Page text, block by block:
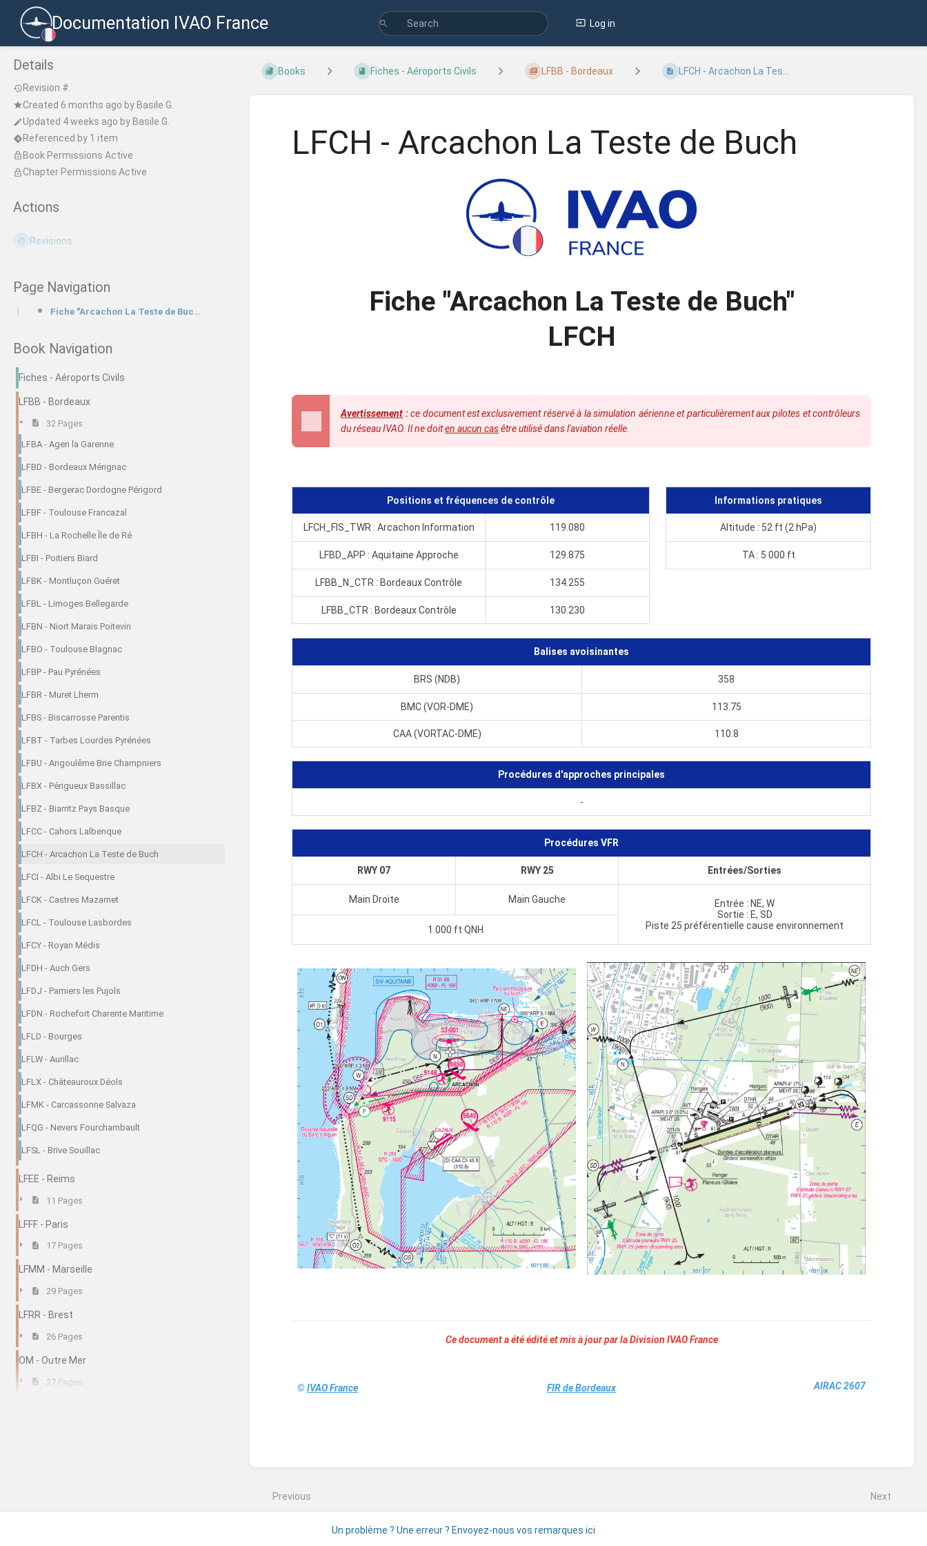
Documentation IVAO France Log in
Details
Revision #.
Created 6 months ago by Basile G.
Updated 4 weeks ago by Basile G.
Referenced by 1 item
Book Permissions Active
Chapter Permissions Active
Actions
Revisions
Page Navigation
Fiche "Arcachon La Teste de Buch"LFCH
Book Navigation
Fiches - Aéroports Civils
LFBB - Bordeaux
32 Pages
LFBA - Agen la Garenne
LFBD - Bordeaux Mérignac
LFBE - Bergerac Dordogne Périgord
LFBF - Toulouse Francazal
LFBH - La Rochelle Île de Ré
LFBI - Poitiers Biard
LFBK - Montluçon Guéret
LFBL - Limoges Bellegarde
LFBN - Niort Marais Poitevin
LFBO - Toulouse Blagnac
LFBP - Pau Pyrénées
LFBR - Muret Lherm
LFBS - Biscarrosse Parentis
LFBT - Tarbes Lourdes Pyrénées
LFBU - Angoulême Brie Champniers
LFBX - Périgueux Bassillac
LFBZ - Biarritz Pays Basque
LFCC - Cahors Lalbenque
LFCH - Arcachon La Teste de Buch
LFCI - Albi Le Sequestre
LFCK - Castres Mazamet
LFCL - Toulouse Lasbordes
LFCY - Royan Médis
LFDH - Auch Gers
LFDJ - Pamiers les Pujols
LFDN - Rochefort Charente Maritime
LFLD - Bourges
LFLW - Aurillac
LFLX - Châteauroux Déols
LFMK - Carcassonne Salvaza
LFQG - Nevers Fourchambault
LFSL - Brive Souillac
LFEE - Reims
11 Pages
LFFF - Paris
17 Pages
LFMM - Marseille
29 Pages
LFRR - Brest
26 Pages
OM - Outre Mer
27 Pages
Books Fiches - Aéroports Civils LFBB - Bordeaux LFCH - Arcachon La Tes...
LFCH - Arcachon La Teste de Buch
Fiche "Arcachon La Teste de Buch"
LFCH
Avertissement :ce document est exclusivement réservé à la simulation aérienne et particulièrement aux pilotes et contrôleurs
du réseau IVAO. Il ne doiten aucun casêtre utilisé dans l'aviation réelle.
Positions et fréquences de contrôle Informations pratiques
LFCH_FIS_TWR : Arcachon Information 119.080 Altitude : 52 ft (2 hPa)
LFBD_APP : Aquitaine Approche 129.875 TA : 5 000 ft
LFBB_N_CTR : Bordeaux Contrôle 134.255
LFBB_CTR : Bordeaux Contrôle 130.230
Balises avoisinantes
BRS (NDB) 358
BMC (VOR-DME) 113.75
CAA (VORTAC-DME) 110.8
Procédures d'approches principales
-
Procédures VFR
RWY 07 RWY 25 Entrées/Sorties
Main Droite Main Gauche
Entrée : NE, W
Sortie : E, SD
Piste 25 préférentielle cause environnement
1 000 ft QNH
Ce document a été édité et mis à jour par la Division IVAO France
©IVAO France FIR de Bordeaux AIRAC 2607
mode
Previous Next
Un problème ? Une erreur ? Envoyez-nous vos remarques ici